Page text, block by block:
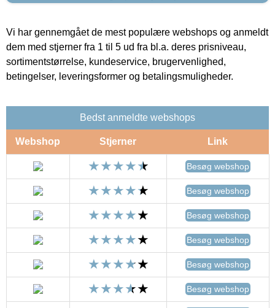
Vi har gennemgået de mest populære webshops og anmeldt
dem med stjerner fra 1 til 5 ud fra bl.a. deres prisniveau,
sortimentstørrelse, kundeservice, brugervenlighed,
betingelser, leveringsformer og betalingsmuligheder.
Bedst anmeldte webshops
Webshop Stjerner Link
Besøg webshop
Besøg webshop
Besøg webshop
Besøg webshop
Besøg webshop
Besøg webshop